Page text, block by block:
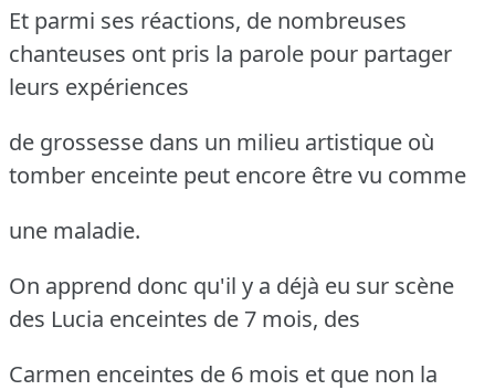
Et parmi ses réactions, de nombreuses
chanteuses ont pris la parole pour partager
leurs expériences
de grossesse dans un milieu artistique où
tomber enceinte peut encore être vu comme
une maladie.
On apprend donc qu'il y a déjà eu sur scène
des Lucia enceintes de 7 mois, des
Carmen enceintes de 6 mois et que non la